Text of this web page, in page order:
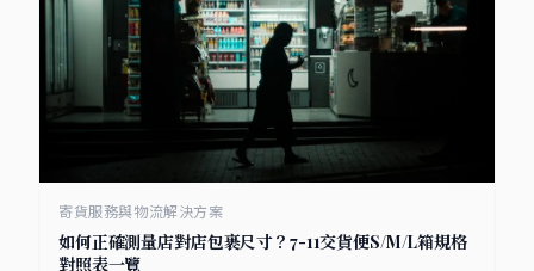
寄貨服務與物流解決方案
如何正確測量店對店包裹尺寸？7-11交貨便S/M/L箱規格
對照表一覽